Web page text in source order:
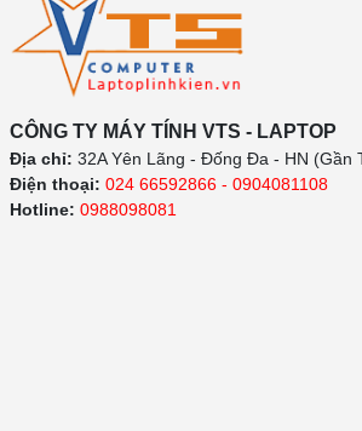
CÔNG TY MÁY TÍNH VTS - LAPTOP
Địa chỉ: 32A Yên Lãng - Đống Đa - HN (Gần
Điện thoại: 024 66592866 - 0904081108
Hotline: 0988098081